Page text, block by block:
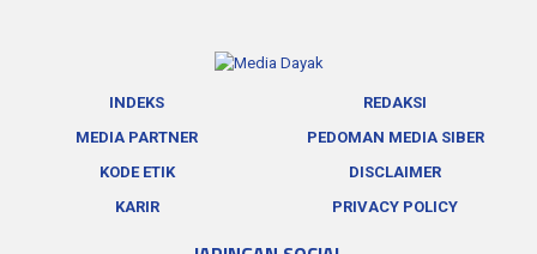
INDEKS
REDAKSI
MEDIA PARTNER
PEDOMAN MEDIA SIBER
KODE ETIK
DISCLAIMER
KARIR
PRIVACY POLICY